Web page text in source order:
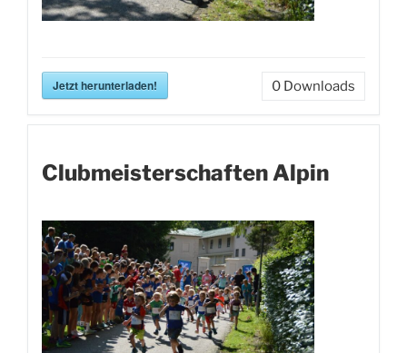
Jetzt herunterladen! 0 Downloads
Clubmeisterschaften Alpin